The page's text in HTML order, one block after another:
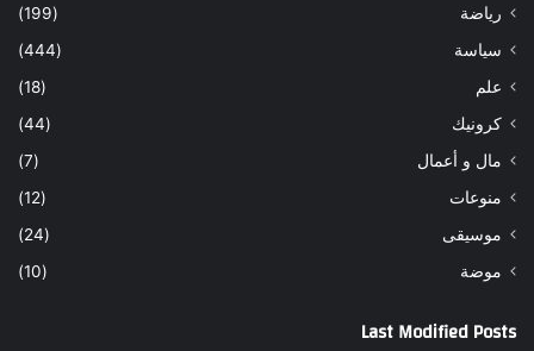
رياضة
(199)
سياسة
(444)
علم
(18)
كرونيك
(44)
مال و أعمال
(7)
منوعات
(12)
موسيقى
(24)
موضة
(10)
Last Modified Posts